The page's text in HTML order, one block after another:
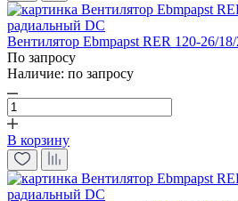
Вентилятор Ebmpapst RER 120-26/
По запросу
Наличие: по запросу
В корзину